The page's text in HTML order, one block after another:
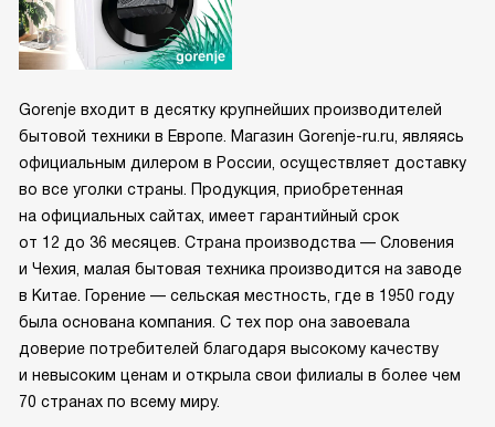
Gorenje входит в десятку крупнейших производителей
бытовой техники в Европе. Магазин Gorenje-ru.ru, являясь
официальным дилером в России, осуществляет доставку
во все уголки страны. Продукция, приобретенная
на официальных сайтах, имеет гарантийный срок
от 12 до 36 месяцев. Страна производства — Словения
и Чехия, малая бытовая техника производится на заводе
в Китае. Горение — сельская местность, где в 1950 году
была основана компания. С тех пор она завоевала
доверие потребителей благодаря высокому качеству
и невысоким ценам и открыла свои филиалы в более чем
70 странах по всему миру.